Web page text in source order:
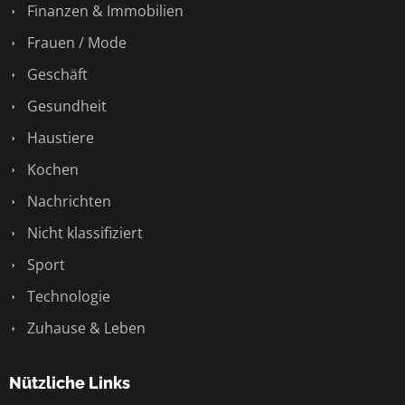
Finanzen & Immobilien
Frauen / Mode
Geschäft
Gesundheit
Haustiere
Kochen
Nachrichten
Nicht klassifiziert
Sport
Technologie
Zuhause & Leben
Nützliche Links